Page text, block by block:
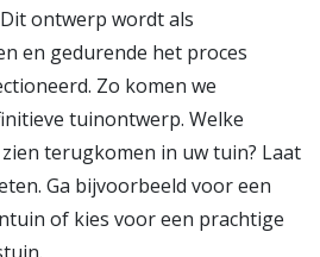
ontwerp wordt als
en gedurende het proces
Zo komen we
tuinontwerp. Welke
terugkomen in uw tuin? Laat
Ga bijvoorbeeld voor een
of kies voor een prachtige